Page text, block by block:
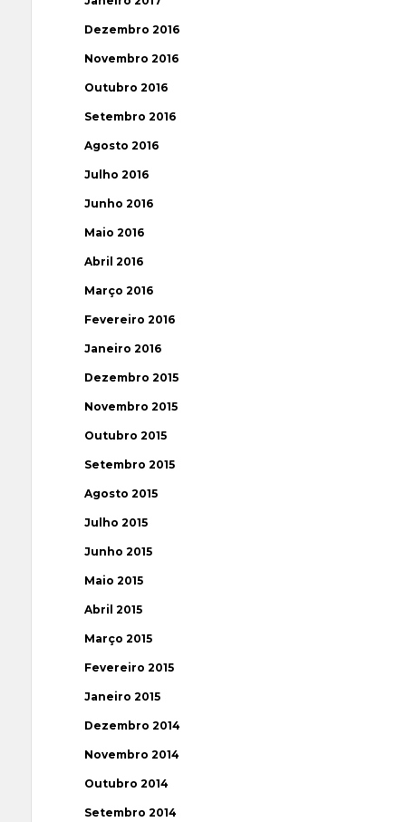
Dezembro 2016
Novembro 2016
Outubro 2016
Setembro 2016
Agosto 2016
Julho 2016
Junho 2016
Maio 2016
Abril 2016
Março 2016
Fevereiro 2016
Janeiro 2016
Dezembro 2015
Novembro 2015
Outubro 2015
Setembro 2015
Agosto 2015
Julho 2015
Junho 2015
Maio 2015
Abril 2015
Março 2015
Fevereiro 2015
Janeiro 2015
Dezembro 2014
Novembro 2014
Outubro 2014
Setembro 2014